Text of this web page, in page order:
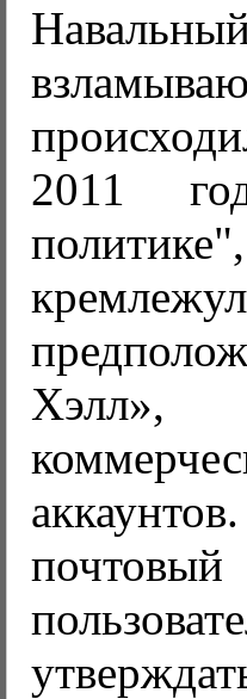
2011
Хэлл»,